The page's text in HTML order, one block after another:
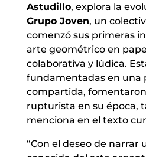
Astudillo, explora la
Grupo Joven, un
comenzó sus primeras
arte geométrico en
colaborativa y lúdica.
fundamentadas en una
compartida,
rupturista en su época,
menciona en el texto
“Con el deseo de narrar